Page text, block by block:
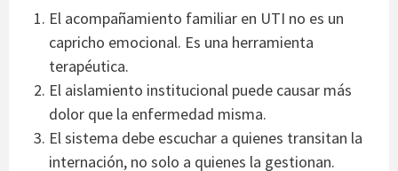
El acompañamiento familiar en UTI no es un
capricho emocional. Es una herramienta
terapéutica.
El aislamiento institucional puede causar más
dolor que la enfermedad misma.
El sistema debe escuchar a quienes transitan la
internación, no solo a quienes la gestionan.